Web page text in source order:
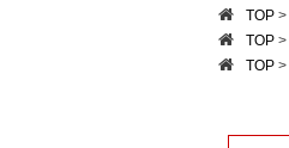
ブランドリスト
TOP
TOP
TOP